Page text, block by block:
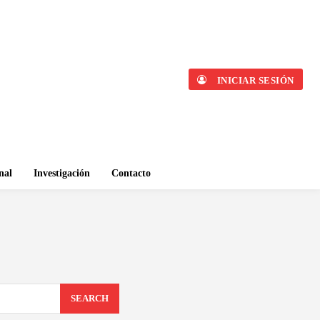
INICIAR SESIÓN
Investigación Contacto
SEARCH